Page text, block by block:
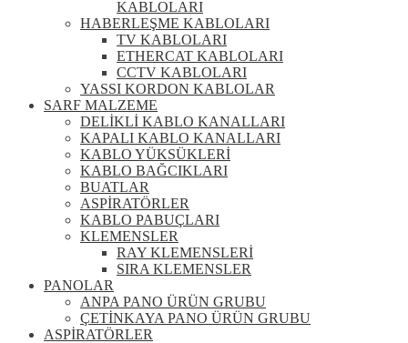
KABLOLARI
HABERLEŞME KABLOLARI
TV KABLOLARI
ETHERCAT KABLOLARI
CCTV KABLOLARI
YASSI KORDON KABLOLAR
SARF MALZEME
DELİKLİ KABLO KANALLARI
KAPALI KABLO KANALLARI
KABLO YÜKSÜKLERİ
KABLO BAĞCIKLARI
BUATLAR
ASPİRATÖRLER
KABLO PABUÇLARI
KLEMENSLER
RAY KLEMENSLERİ
SIRA KLEMENSLER
PANOLAR
ANPA PANO ÜRÜN GRUBU
ÇETİNKAYA PANO ÜRÜN GRUBU
ASPİRATÖRLER